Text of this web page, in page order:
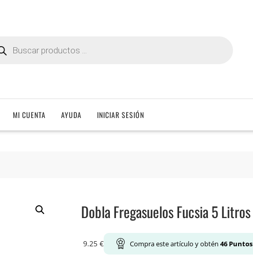
MI CUENTA AYUDA INICIAR SESIÓN
Dobla Fregasuelos Fucsia 5 Litros
9.25 € Compra este artículo y obtén 46 Puntos